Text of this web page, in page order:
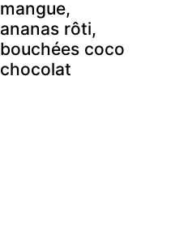
mangue,
ananas rôti,
bouchées coco
chocolat